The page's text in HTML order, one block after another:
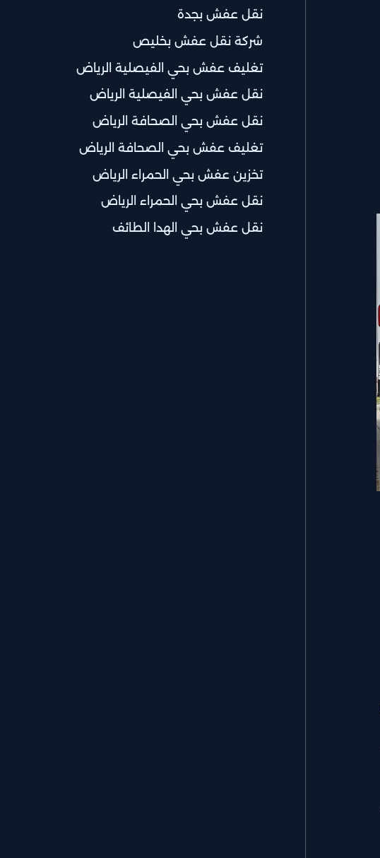
نقل عفش بجدة
شركة نقل عفش بخليص
تغليف عفش بحي الفيصلية الرياض
نقل عفش بحي الفيصلية الرياض
نقل عفش بحي الصحافة الرياض
تغليف عفش بحي الصحافة الرياض
تخزين عفش بحي الحمراء الرياض
نقل عفش بحي الحمراء الرياض
نقل عفش بحي الهدا الطائف